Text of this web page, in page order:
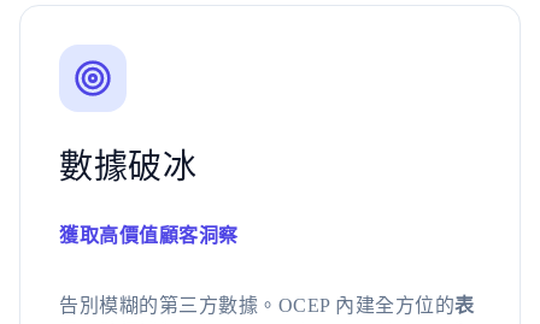
數據破冰
獲取高價值顧客洞察
告別模糊的第三方數據。OCEP 內建全方位的表